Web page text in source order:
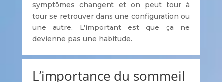
symptômes changent et on peut tour à
tour se retrouver dans une configuration ou
une autre. L’important est que ça ne
devienne pas une habitude.
L’importance du sommeil